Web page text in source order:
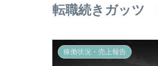
転職続きガッツ
稼働状況・売上報告